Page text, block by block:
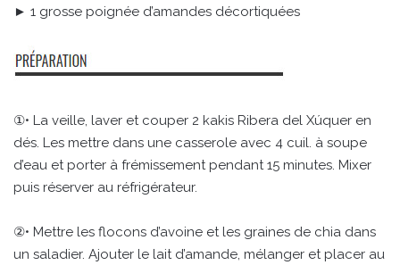
► 1 grosse poignée d’amandes décortiquées
①• La veille, laver et couper 2 kakis Ribera del Xúquer en
dés. Les mettre dans une casserole avec 4 cuil. à soupe
d’eau et porter à frémissement pendant 15 minutes. Mixer
puis réserver au réfrigérateur.
②• Mettre les flocons d’avoine et les graines de chia dans
un saladier. Ajouter le lait d’amande, mélanger et placer au